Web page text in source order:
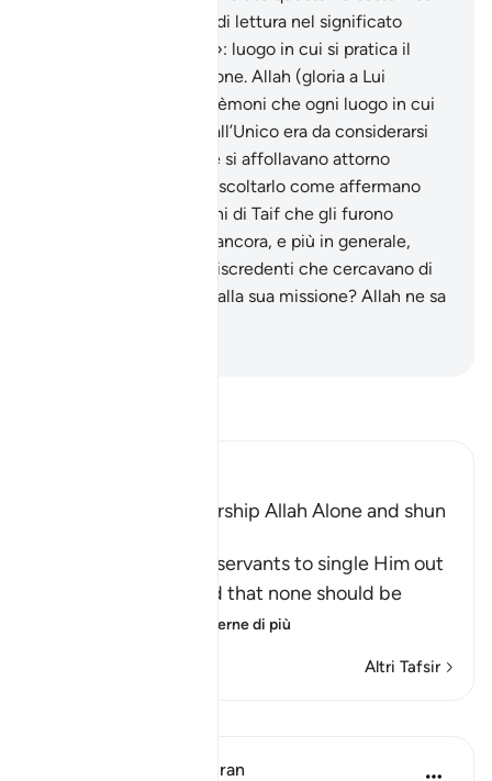
The Command to worship Allah Alone and shun
Allah commands His servants to single Him out
alone for worship and that none should be
Per saperne di più
Altri Tafsir
In the Shade of the Quran
senso ha la sua chiave di lettura nel significato
letterale del «masàgid»: luogo in cui si pratica il
«sujùd», la prosternazione. Allah (gloria a Lui
l’Altissimo) rispose ai dèmoni che ogni luogo in cui
veniva assolto il culto all’Unico era da considerarsi
moschea. I dèmoni che si affollavano attorno
all’Inviato di Allah per ascoltarlo come affermano
alcuni esegeti o i pagani di Taif che gli furono
materialmente ostili o ancora, e più in generale,
uomini e jinn ostili e miscredenti che cercavano di
impedirgli di assolvere alla sua missione? Allah ne sa